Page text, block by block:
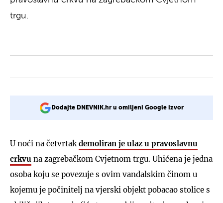
trgu.
Dodajte DNEVNIK.hr u omiljeni Google izvor
U noći na četvrtak demoliran je ulaz u pravoslavnu
crkvu na zagrebačkom Cvjetnom trgu. Uhićena je jedna
osoba koju se povezuje s ovim vandalskim činom u
kojemu je počinitelj na vjerski objekt pobacao stolice s